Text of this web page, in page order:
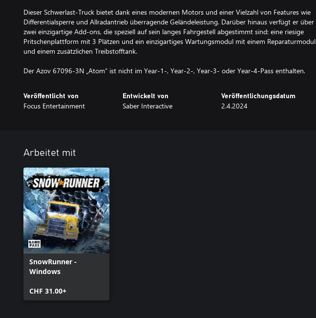
Dieser Schwerlast-Truck bietet dank eines modernen Motors und einer Vielzahl von Features wie
Differentialsperre und Allradantrieb überragende Geländeleistung. Darüber hinaus verfügt er über
zwei einzigartige Add-ons, die speziell auf sein langes Fahrgestell abgestimmt sind: eine riesige
Pritschenplattform mit 3 Plätzen und ein einzigartiges Wartungsmodul mit einem Reparaturmodul
und einem zusätzlichen Treibstofftank.
Der Azov 67096-3N „Atom“ ist nicht im Year-1-, Year-2-, Year-3- oder Year-4-Pass enthalten.
Veröffentlicht von
Focus Entertainment
Entwickelt von
Saber Interactive
Veröffentlichungsdatum
2.4.2024
Arbeitet mit
SnowRunner -
Windows
CHF 31.00+